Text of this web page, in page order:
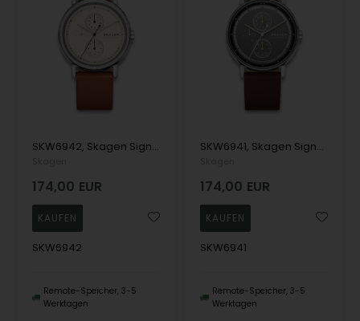
SKW6942, Skagen Signatur Quartz Herre m/rem
174,00 EUR
SKW6942
Remote-Speicher, 3-5
Werktagen
SKW6941, Skagen Signatur Quartz Herre m/rem
174,00 EUR
SKW6941
Remote-Speicher, 3-5
Werktagen